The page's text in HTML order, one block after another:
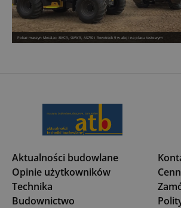
Pokaz maszyn Mecalac: 8MCR, 9MWR, AS750 i Revotrack 9 w akcji na placu testowym
Aktualności budowlane
Opinie użytkowników
Technika
Budownictwo